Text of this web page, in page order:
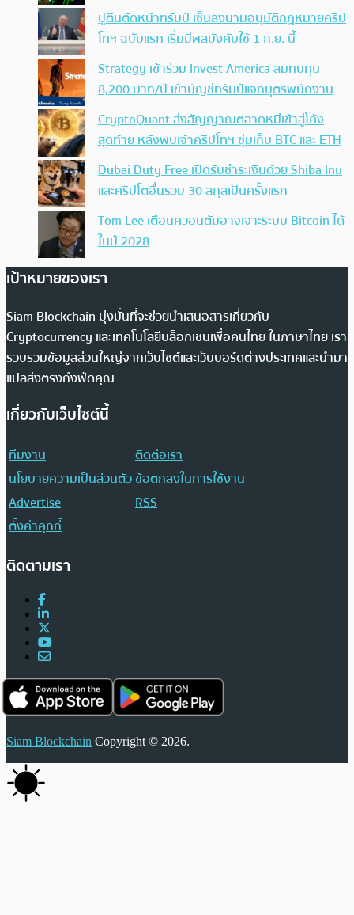
ปูตินตัดหน้าทรัมป์ เซ็นลงนามอนุมัติกฎหมายคริป
โทฯ ฉบับแรก เริ่มมีผลบังคับใช้ 1 ก.ย. นี้
Strategy เข้าร่วม Invest America สมทบทุน
8,200 บาท/ปี เข้าบัญชีทรัมป์แจกบุตรพนักงาน
CryptoQuant ส่งสัญญาณตลาดหมีเข้าสู่โค้ง
สุดท้าย หลังพบเจ้าคริปโทฯ ซุ่มเก็บ BTC และ ETH
Dubai Duty Free เปิดรับชำระเงินด้วย Shiba Inu
และคริปโตอื่นรวม 30 สกุลเป็นครั้งแรก
Tom Lee เตือนควอนตัมอาจเจาะระบบ Bitcoin ได้
ในปี 2028
เป้าหมายของเรา
Siam Blockchain มุ่งมั่นที่จะช่วยนำเสนอสารเกี่ยวกับ
Cryptocurrency และเทคโนโลยีบล็อกเชนเพื่อคนไทย ในภาษาไทย เรา
รวบรวมข้อมูลส่วนใหญ่จากเว็บไซต์และเว็บบอร์ดต่างประเทศและนำมา
แปลส่งตรงถึงฟีดคุณ
เกี่ยวกับเว็บไซต์นี้
ทีมงาน
ติดต่อเรา
นโยบายความเป็นส่วนตัวข้อตกลงในการใช้งาน
Advertise
RSS
ตั้งค่าคุกกี้
ติดตามเรา
Siam Blockchain Copyright © 2026.